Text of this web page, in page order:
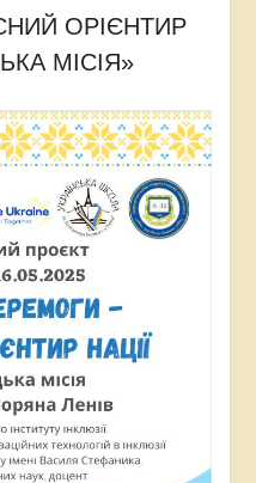
ОРІЄНТИР
МІСІЯ»